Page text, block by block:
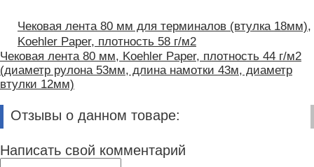
Чековая лента 80 мм для терминалов (втулка 18мм),
Koehler Paper, плотность 58 г/м2
Чековая лента 80 мм, Koehler Paper, плотность 44 г/м2
(диаметр рулона 53мм, длина намотки 43м, диаметр
втулки 12мм)
Отзывы о данном товаре:
Написать свой комментарий